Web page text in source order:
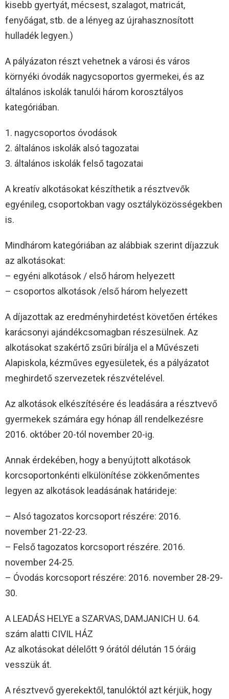
kisebb gyertyát, mécsest, szalagot, matricát,
fenyőágat, stb. de a lényeg az újrahasznosított
hulladék legyen.)
A pályázaton részt vehetnek a városi és város
környéki óvodák nagycsoportos gyermekei, és az
általános iskolák tanulói három korosztályos
kategóriában.
1. nagycsoportos óvodások
2. általános iskolák alsó tagozatai
3. általános iskolák felső tagozatai
A kreatív alkotásokat készíthetik a résztvevők
egyénileg, csoportokban vagy osztályközösségekben
is.
Mindhárom kategóriában az alábbiak szerint díjazzuk
az alkotásokat:
– egyéni alkotások / első három helyezett
– csoportos alkotások /első három helyezett
A díjazottak az eredményhirdetést követően értékes
karácsonyi ajándékcsomagban részesülnek. Az
alkotásokat szakértő zsűri bírálja el a Művészeti
Alapiskola, kézműves egyesületek, és a pályázatot
meghirdető szervezetek részvételével.
Az alkotások elkészítésére és leadására a résztvevő
gyermekek számára egy hónap áll rendelkezésre
2016. október 20-tól november 20-ig.
Annak érdekében, hogy a benyújtott alkotások
korcsoportonkénti elkülönítése zökkenőmentes
legyen az alkotások leadásának határideje:
– Alsó tagozatos korcsoport részére: 2016.
november 21-22-23.
– Felső tagozatos korcsoport részére. 2016.
november 24-25.
– Óvodás korcsoport részére: 2016. november 28-29-
30.
A LEADÁS HELYE a SZARVAS, DAMJANICH U. 64.
szám alatti CIVIL HÁZ
Az alkotásokat délelőtt 9 órától délután 15 óráig
vesszük át.
A résztvevő gyerekektől, tanulóktól azt kérjük, hogy